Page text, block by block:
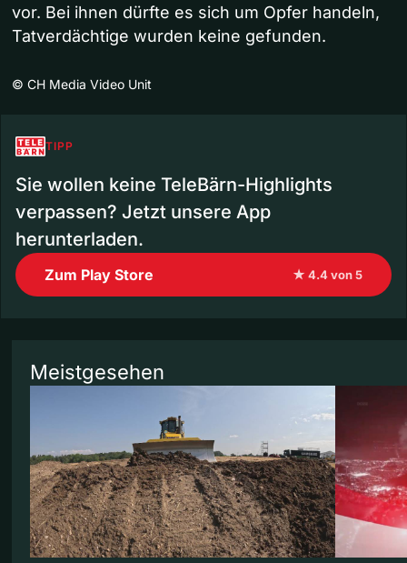
vor. Bei ihnen dürfte es sich um Opfer handeln,
Tatverdächtige wurden keine gefunden.
© CH Media Video Unit
TIPP
Sie wollen keine TeleBärn-Highlights
verpassen? Jetzt unsere App
herunterladen.
Zum Play Store ★ 4.4 von 5
Meistgesehen